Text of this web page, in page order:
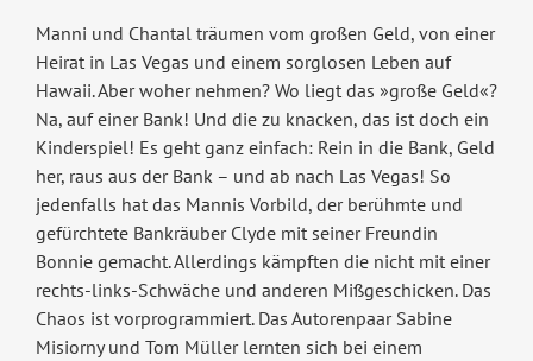
Manni und Chantal träumen vom großen Geld, von einer
Heirat in Las Vegas und einem sorglosen Leben auf
Hawaii. Aber woher nehmen? Wo liegt das »große Geld«?
Na, auf einer Bank! Und die zu knacken, das ist doch ein
Kinderspiel! Es geht ganz einfach: Rein in die Bank, Geld
her, raus aus der Bank – und ab nach Las Vegas! So
jedenfalls hat das Mannis Vorbild, der berühmte und
gefürchtete Bankräuber Clyde mit seiner Freundin
Bonnie gemacht. Allerdings kämpften die nicht mit einer
rechts-links-Schwäche und anderen Mißgeschicken. Das
Chaos ist vorprogrammiert. Das Autorenpaar Sabine
Misiorny und Tom Müller lernten sich bei einem